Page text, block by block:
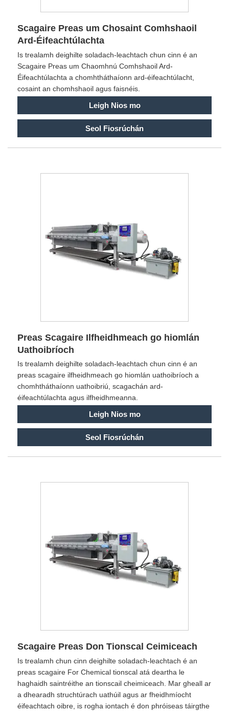
Scagaire Preas um Chosaint Comhshaoil ​​
Ard-Éifeachtúlachta
Is trealamh deighilte soladach-leachtach chun cinn é an
Scagaire Preas um Chaomhnú Comhshaoil Ard-
Éifeachtúlachta a chomhtháthaíonn ard-éifeachtúlacht,
cosaint an chomhshaoil agus faisnéis.
Leigh Nios mo
Seol Fiosrúchán
Preas Scagaire Ilfheidhmeach go hiomlán
Uathoibríoch
Is trealamh deighilte soladach-leachtach chun cinn é an
preas scagaire ilfheidhmeach go hiomlán uathoibríoch a
chomhtháthaíonn uathoibriú, scagachán ard-
éifeachtúlachta agus ilfheidhmeanna.
Leigh Nios mo
Seol Fiosrúchán
Scagaire Preas Don Tionscal Ceimiceach
Is trealamh chun cinn deighilte soladach-leachtach é an
preas scagaire For Chemical tionscal atá deartha le
haghaidh saintréithe an tionscail cheimiceach. Mar gheall ar
a dhearadh struchtúrach uathúil agus ar fheidhmíocht
éifeachtach oibre, is rogha iontach é don phróiseas táirgthe